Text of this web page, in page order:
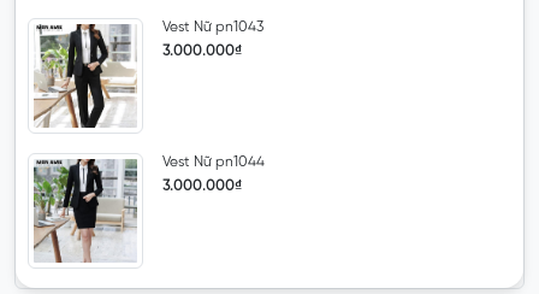
Vest Nữ pn1043
3.000.000₫
Vest Nữ pn1044
3.000.000₫